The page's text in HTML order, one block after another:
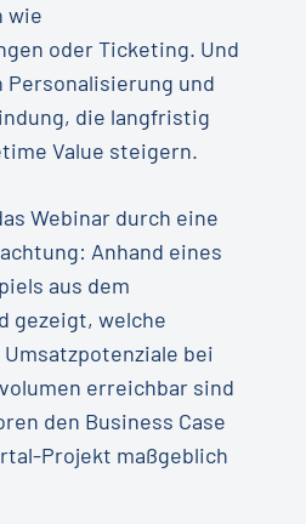
wie
oder Ticketing. Und
Personalisierung und
die langfristig
Value steigern.
Webinar durch eine
Anhand eines
aus dem
gezeigt, welche
bei
erreichbar sind
den Business Case
Projekt maßgeblich